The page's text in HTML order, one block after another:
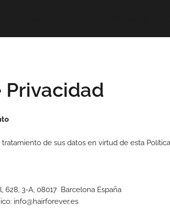
de sus datos en virtud de esta
628, 3-A, 08017 Barcelona España
info@hairforever.es